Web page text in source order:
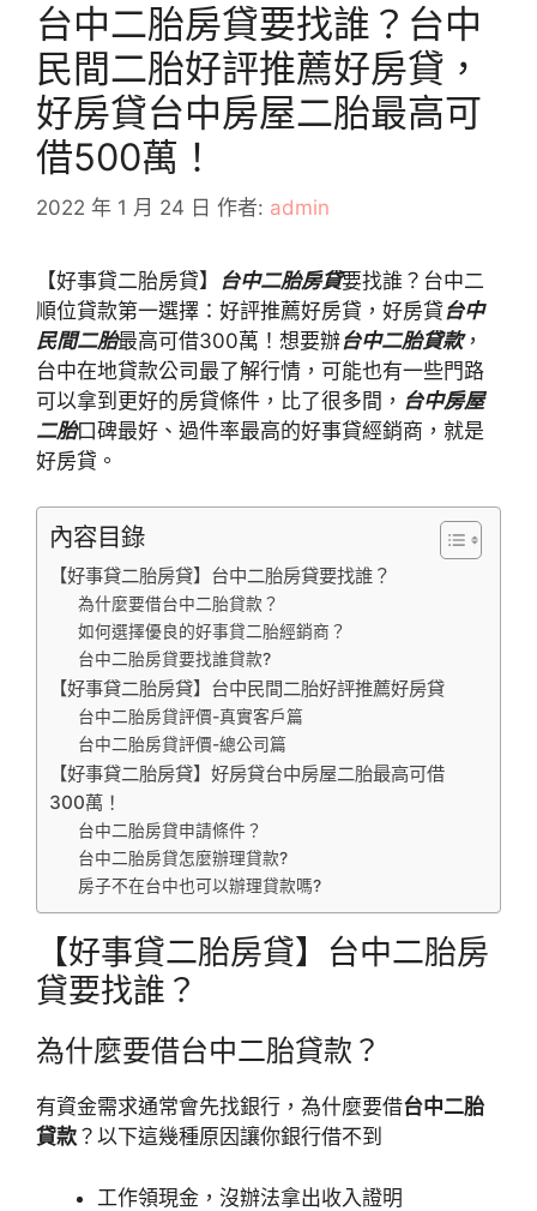
台中二胎房貸要找誰？台中
民間二胎好評推薦好房貸，
好房貸台中房屋二胎最高可
借500萬！
2022 年 1 月 24 日 作者: admin
【好事貸二胎房貸】 台中二胎房貸要找誰？台中二
順位貸款第一選擇：好評推薦好房貸，好房貸 台中
民間二胎最高可借300萬！想要辦台中二胎貸款，
台中在地貸款公司最了解行情，可能也有一些門路
可以拿到更好的房貸條件，比了很多間， 台中房屋
二胎口碑最好、過件率最高的好事貸經銷商，就是
好房貸。
內容目錄
【好事貸二胎房貸】台中二胎房貸要找誰？
為什麼要借台中二胎貸款？
如何選擇優良的好事貸二胎經銷商？
台中二胎房貸要找誰貸款?
【好事貸二胎房貸】台中民間二胎好評推薦好房貸
台中二胎房貸評價-真實客戶篇
台中二胎房貸評價-總公司篇
【好事貸二胎房貸】好房貸台中房屋二胎最高可借
300萬！
台中二胎房貸申請條件？
台中二胎房貸怎麼辦理貸款?
房子不在台中也可以辦理貸款嗎?
【好事貸二胎房貸】台中二胎房
貸要找誰？
為什麼要借台中二胎貸款？
有資金需求通常會先找銀行，為什麼要借台中二胎
貸款 ？以下這幾種原因讓你銀行借不到
工作領現金，沒辦法拿出收入證明